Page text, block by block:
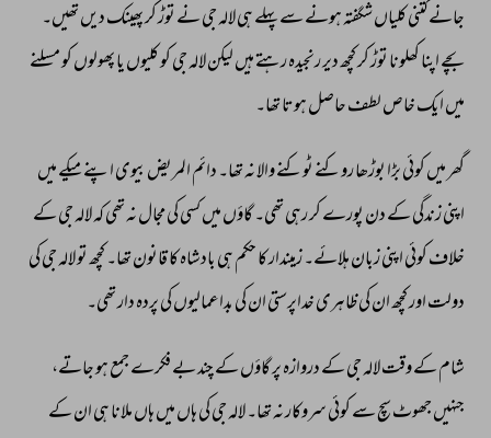
جانے کتنی کلیاں شگفتہ ہونے سے پہلے ہی لالہ جی نے توڑ کر پھینک دیں تھیں۔
بچے اپنا کھلونا توڑ کر کچھ دیر رنجیدہ رہتے ہیں لیکن لالہ جی کو کلیوں یا پھولوں کو مسلنے
میں ایک خاص لطف حاصل ہوتا تھا۔
گھر میں کوئی بڑا بوڑھا روکنے ٹوکنے والا نہ تھا۔ دائم المریض بیوی اپنے میکے میں
اپنی زندگی کے دن پورے کر رہی تھی۔ گاؤں میں کسی کی مجال نہ تھی کہ لالہ جی کے
خلاف کوئی اپنی زبان ہلائے۔ زمیندار کا حکم ہی بادشاہ کا قانون تھا۔ کچھ تو لالہ جی کی
دولت اور کچھ ان کی ظاہری خداپرستی ان کی بداعمالیوں کی پردہ دار تھی۔
شام کے وقت لالہ جی کے دروازہ پر گاؤں کے چند بے فکرے جمع ہو جاتے،
جنہیں جھوٹ سچ سے کوئی سروکار نہ تھا۔ لالہ جی کی ہاں میں ہاں ملانا ہی ان کے